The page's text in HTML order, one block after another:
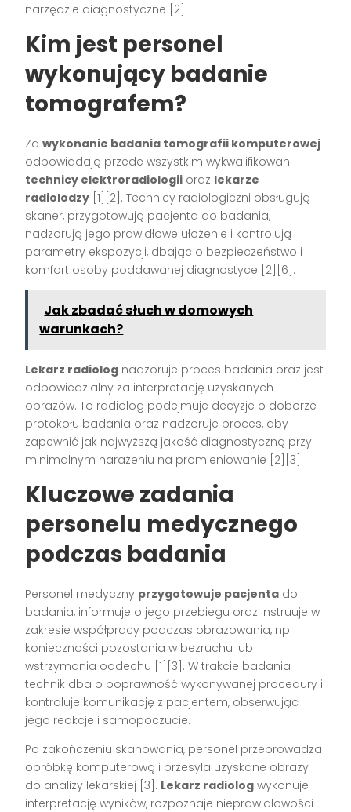
narzędzie diagnostyczne [2] .
Kim jest personel
wykonujący badanie
tomografem?
Zawykonanie badania tomografii komputerowej
odpowiadają przede wszystkim wykwalifikowani
technicy elektroradiologii oraz lekarze
radiolodzy [1][2] . Technicy radiologiczni obsługują
skaner, przygotowują pacjenta do badania,
nadzorują jego prawidłowe ułożenie i kontrolują
parametry ekspozycji, dbając o bezpieczeństwo i
komfort osoby poddawanej diagnostyce [2][6] .
Jak zbadać słuch w domowych
warunkach?
Lekarz radiolog nadzoruje proces badania oraz jest
odpowiedzialny za interpretację uzyskanych
obrazów. To radiolog podejmuje decyzje o doborze
protokołu badania oraz nadzoruje proces, aby
zapewnić jak najwyższą jakość diagnostyczną przy
minimalnym narażeniu na promieniowanie [2][3] .
Kluczowe zadania
personelu medycznego
podczas badania
Personel medyczny przygotowuje pacjenta do
badania, informuje o jego przebiegu oraz instruuje w
zakresie współpracy podczas obrazowania, np.
konieczności pozostania w bezruchu lub
wstrzymania oddechu [1][3] . W trakcie badania
technik dba o poprawność wykonywanej procedury i
kontroluje komunikację z pacjentem, obserwując
jego reakcje i samopoczucie.
Po zakończeniu skanowania, personel przeprowadza
obróbkę komputerową i przesyła uzyskane obrazy
do analizy lekarskiej [3] . Lekarz radiolog wykonuje
interpretację wyników, rozpoznaje nieprawidłowości